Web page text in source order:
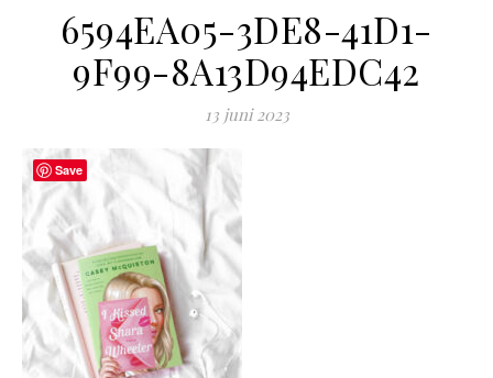
6594EA05-3DE8-41D1-
9F99-8A13D94EDC42
13 juni 2023
Save